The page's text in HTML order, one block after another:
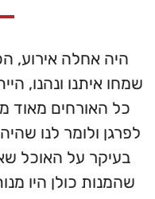
היה אחלה אירוע,
שמחו איתנו ונהנו,
כל האורחים מאוד
לפרגן ולומר לנו
בעיקר על האוכל
שהמנות כולן היו